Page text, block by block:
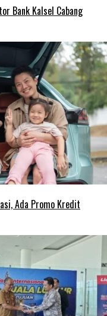
Bank Kalsel Cabang
Ada Promo Kredit